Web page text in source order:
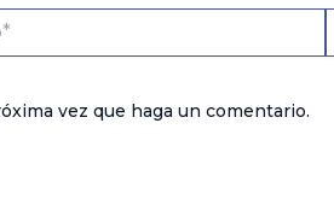
vez que haga un comentario.